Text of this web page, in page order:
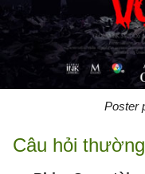
Poster
Câu hỏi